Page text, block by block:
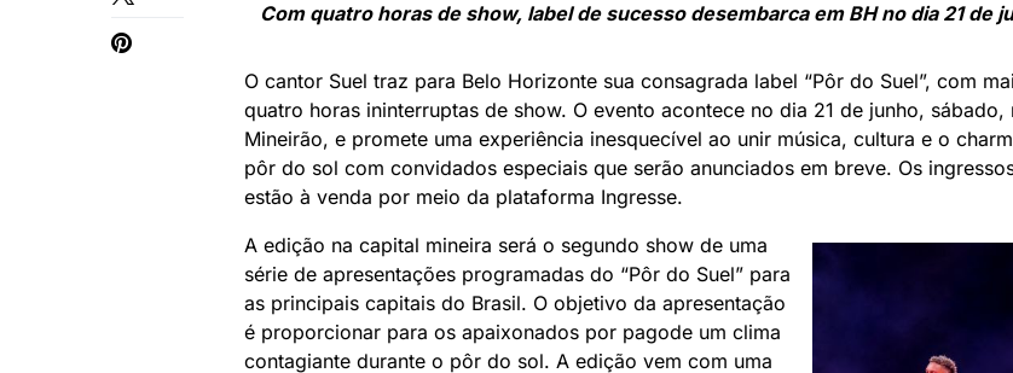
Com quatro horas de show, label de sucesso desembarca em BH no dia 21 de
O cantor Suel traz para Belo Horizonte sua consagrada label “Pôr do Suel”, com
quatro horas ininterruptas de show. O evento acontece no dia 21 de junho, sábado,
Mineirão, e promete uma experiência inesquecível ao unir música, cultura e o
pôr do sol com convidados especiais que serão anunciados em breve. Os
estão à venda por meio da plataforma Ingresse.
A edição na capital mineira será o segundo show de uma
série de apresentações programadas do “Pôr do Suel” para
as principais capitais do Brasil. O objetivo da apresentação
é proporcionar para os apaixonados por pagode um clima
contagiante durante o pôr do sol. A edição vem com uma